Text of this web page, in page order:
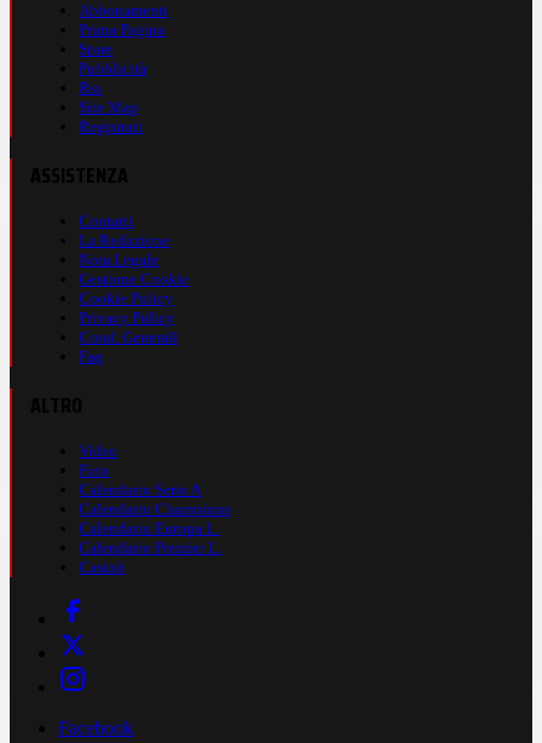
Abbonamenti
Prima Pagina
Store
Pubblicità
Rss
Site Map
Registrati
Contatti
La Redazione
Nota Legale
Gestione Cookie
Cookie Policy
Privacy Policy
Cond. Generali
Faq
Video
Foto
Calendario Serie A
Calendario Champions
Calendario Europa L.
Calendario Premier L.
Casinò
Facebook